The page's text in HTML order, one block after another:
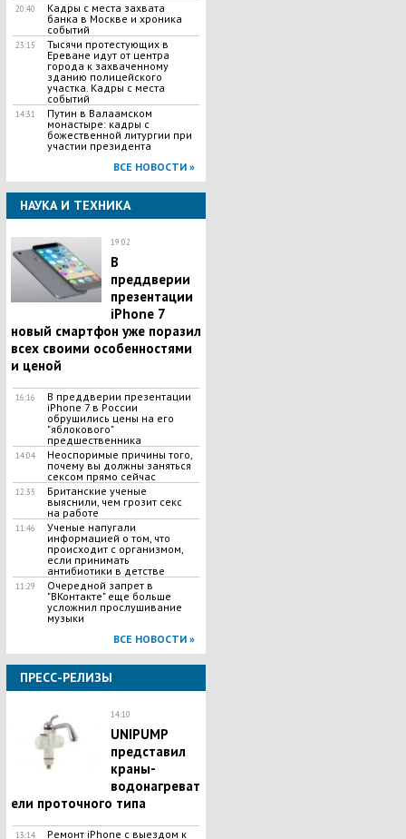
20:40
Кадры с места захвата
банка в Москве и хроника
событий
23:15
Тысячи протестующих в
Ереване идут от центра
города к захваченному
зданию полицейского
участка. Кадры с места
событий
14:31
Путин в Валаамском
монастыре: кадры с
божественной литургии при
участии президента
ВСЕ НОВОСТИ »
НАУКА И ТЕХНИКА
19:02
В
преддверии
презентации
iPhone 7
новый смартфон уже поразил
всех своими особенностями
и ценой
16:16
В преддверии презентации
iPhone 7 в России
обрушились цены на его
"яблокового"
предшественника
14:04
Неоспоримые причины того,
почему вы должны заняться
сексом прямо сейчас
12:35
Британские ученые
выяснили, чем грозит секс
на работе
11:46
Ученые напугали
информацией о том, что
происходит с организмом,
если принимать
антибиотики в детстве
11:29
Очередной запрет в
"ВКонтакте" еще больше
усложнил прослушивание
музыки
ВСЕ НОВОСТИ »
ПРЕСС-РЕЛИЗЫ
14:10
UNIPUMP
представил
краны-
водонагреват
ели проточного типа
13:14
Ремонт iPhone с выездом к